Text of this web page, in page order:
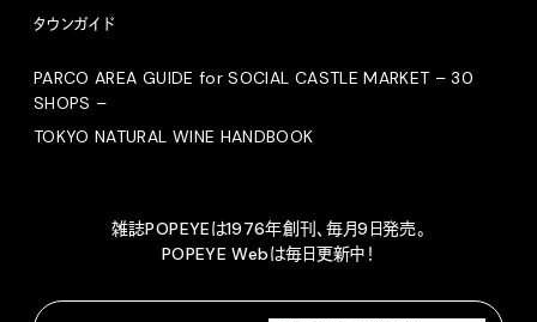
タウンガイド
PARCO AREA GUIDE for SOCIAL CASTLE MARKET – 30
SHOPS –
TOKYO NATURAL WINE HANDBOOK
雑誌POPEYEは1976年創刊、毎月9日発売。
POPEYE Webは毎日更新中！